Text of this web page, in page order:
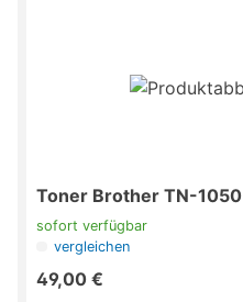
Toner Brother TN-1050
sofort verfügbar
vergleichen
49,00 €